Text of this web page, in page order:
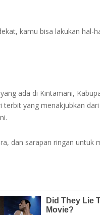
kamu bisa lakukan hal-
ada di Kintamani,
yang menakjubkan
dan sarapan ringan untuk